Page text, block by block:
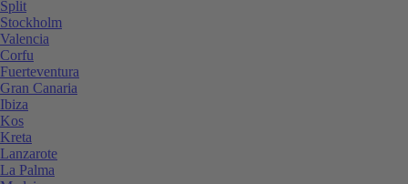
Split
Stockholm
Valencia
Corfu
Fuerteventura
Gran Canaria
Ibiza
Kos
Kreta
Lanzarote
La Palma